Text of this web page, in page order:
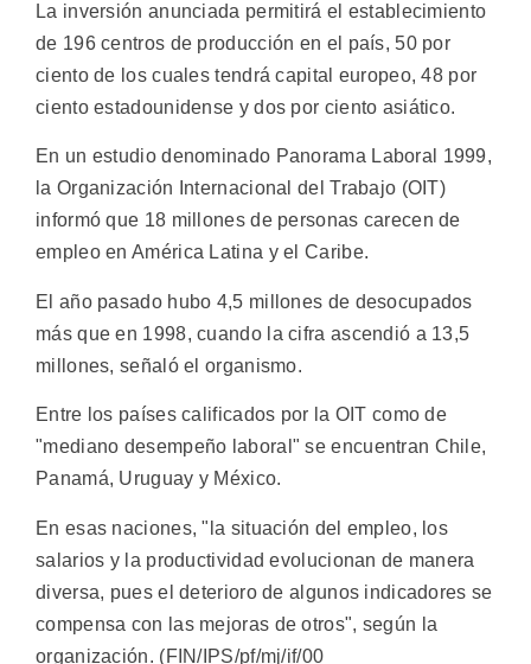
La inversión anunciada permitirá el establecimiento
de 196 centros de producción en el país, 50 por
ciento de los cuales tendrá capital europeo, 48 por
ciento estadounidense y dos por ciento asiático.
En un estudio denominado Panorama Laboral 1999,
la Organización Internacional del Trabajo (OIT)
informó que 18 millones de personas carecen de
empleo en América Latina y el Caribe.
El año pasado hubo 4,5 millones de desocupados
más que en 1998, cuando la cifra ascendió a 13,5
millones, señaló el organismo.
Entre los países calificados por la OIT como de
"mediano desempeño laboral" se encuentran Chile,
Panamá, Uruguay y México.
En esas naciones, "la situación del empleo, los
salarios y la productividad evolucionan de manera
diversa, pues el deterioro de algunos indicadores se
compensa con las mejoras de otros", según la
organización. (FIN/IPS/pf/mj/if/00